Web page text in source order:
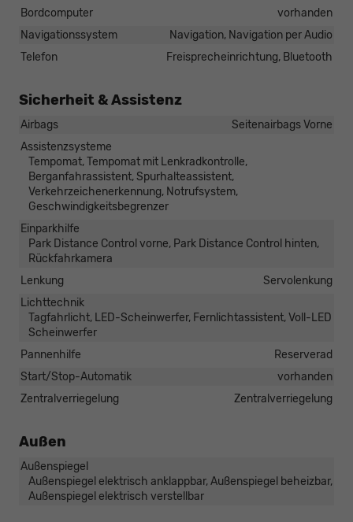
Bordcomputer
vorhanden
Navigationssystem
Navigation, Navigation per Audio
Telefon
Freisprecheinrichtung, Bluetooth
Sicherheit & Assistenz
Airbags
Seitenairbags Vorne
Assistenzsysteme
Tempomat, Tempomat mit Lenkradkontrolle,
Berganfahrassistent, Spurhalteassistent,
Verkehrzeichenerkennung, Notrufsystem,
Geschwindigkeitsbegrenzer
Einparkhilfe
Park Distance Control vorne, Park Distance Control hinten,
Rückfahrkamera
Lenkung
Servolenkung
Lichttechnik
Tagfahrlicht, LED-Scheinwerfer, Fernlichtassistent, Voll-LED
Scheinwerfer
Pannenhilfe
Reserverad
Start/Stop-Automatik
vorhanden
Zentralverriegelung
Zentralverriegelung
Außen
Außenspiegel
Außenspiegel elektrisch anklappbar, Außenspiegel beheizbar,
Außenspiegel elektrisch verstellbar